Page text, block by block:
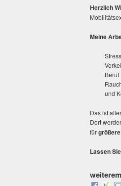
Herzlich
Meine
Beruf
und
Das ist
Dort
für
Lassen